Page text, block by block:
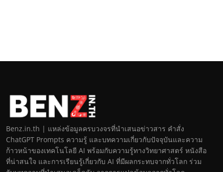
Benz.in.th | แหล่งข้อมูลครบวงจรที่นำเสนอข่าวสาร คำสั่ง
ChatGPT Prompts ความรู้ และบทความเกี่ยวกับปัจจุบันและความ
ก้าวหน้าของเทคโนโลยี AI พร้อมกับความรู้ทางวิทยาศาสตร์ หนังสือ
ที่น่าสนใจ และการเรียนรู้เกี่ยวกับ AI ที่มีผลกระทบจากทั่วโลก ร่วม